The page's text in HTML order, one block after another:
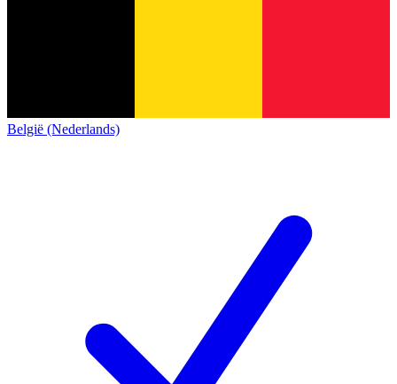
België (Nederlands)